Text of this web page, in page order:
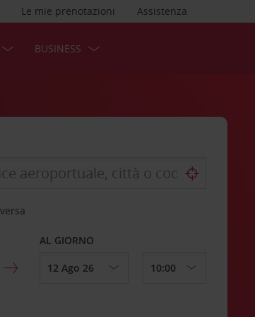
Assistenza
Le mie prenotazioni
BUSINESS
AL GIORNO